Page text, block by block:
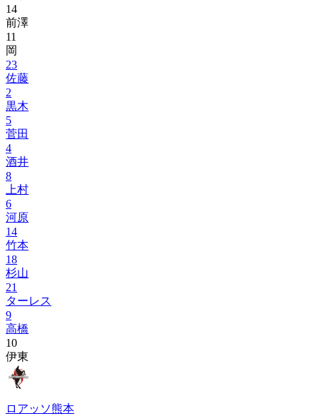
14
前澤
11
岡
23
佐藤
2
黒木
5
菅田
4
酒井
8
上村
6
河原
14
竹本
18
杉山
21
ターレス
9
高橋
10
伊東
ロアッソ熊本